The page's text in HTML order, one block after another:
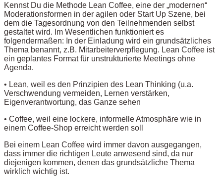
Kennst Du die Methode Lean Coffee, eine der „modernen“
Moderationsformen in der agilen oder Start Up Szene, bei
dem die Tagesordnung von den Teilnehmenden selbst
gestaltet wird. Im Wesentlichen funktioniert es
folgendermaßen: In der Einladung wird ein grundsätzliches
Thema benannt, z.B. Mitarbeiterverpflegung. Lean Coffee ist
ein geplantes Format für unstrukturierte Meetings ohne
Agenda.
• Lean, weil es den Prinzipien des Lean Thinking (u.a.
Verschwendung vermeiden, Lernen verstärken,
Eigenverantwortung, das Ganze sehen
• Coffee, weil eine lockere, informelle Atmosphäre wie in
einem Coffee-Shop erreicht werden soll
Bei einem Lean Coffee wird immer davon ausgegangen,
dass immer die richtigen Leute anwesend sind, da nur
diejenigen kommen, denen das grundsätzliche Thema
wirklich wichtig ist.